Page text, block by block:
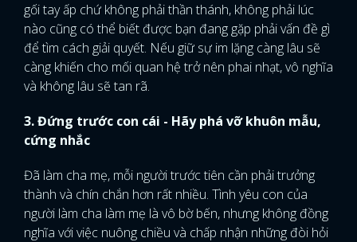
gối tay ấp chứ không phải thần thánh, không phải lúc
nào cũng có thể biết được bạn đang gặp phải vấn đề gì
để tìm cách giải quyết. Nếu giữ sự im lặng càng lâu sẽ
càng khiến cho mối quan hệ trở nên phai nhạt, vô nghĩa
và không lâu sẽ tan rã.
3. Đứng trước con cái - Hãy phá vỡ khuôn mẫu,
cứng nhắc
Đã làm cha mẹ, mỗi người trước tiên cần phải trưởng
thành và chín chắn hơn rất nhiều. Tình yêu con của
người làm cha làm mẹ là vô bờ bến, nhưng không đồng
nghĩa với việc nuông chiều và chấp nhận những đòi hỏi